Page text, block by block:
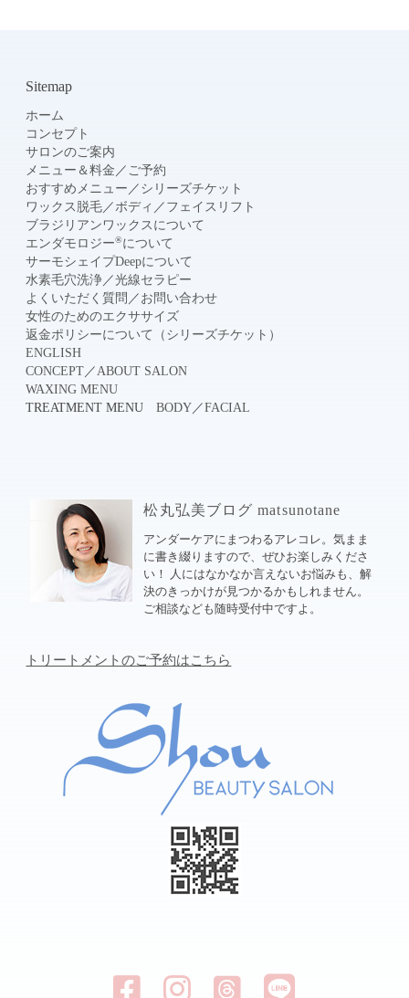
Sitemap
ホーム
コンセプト
サロンのご案内
メニュー＆料金 ／ ご予約
おすすめメニュー ／ シリーズチケット
ワックス脱毛 ／ ボディ ／ フェイスリフト
ブラジリアンワックスについて
エンダモロジー®について
サーモシェイプDeepについて
水素毛穴洗浄 ／光線セラピー
よくいただく質問 ／ お問い合わせ
女性のためのエクササイズ
返金ポリシーについて（シリーズチケット）
ENGLISH
CONCEPT ／ ABOUT SALON
WAXING MENU
TREATMENT MENUBODY ／FACIAL
松丸弘美ブログ matsunotane
アンダーケアにまつわるアレコレ。気まま
に書き綴りますので、ぜひお楽しみくださ
い！ 人にはなかなか言えないお悩みも、解
決のきっかけが見つかるかもしれません。
ご相談なども随時受付中ですよ。
トリートメントのご予約はこちら